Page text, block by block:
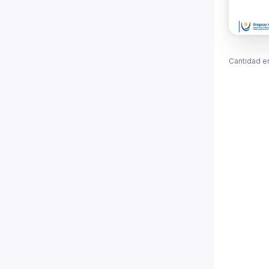
Cantidad